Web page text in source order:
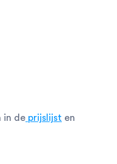
in de prijslijst en